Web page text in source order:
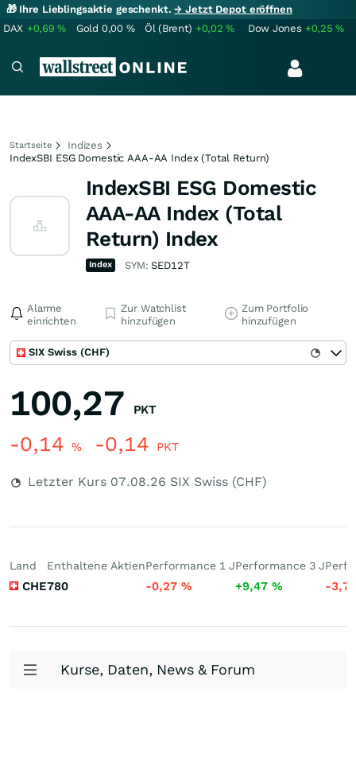
🎁 Ihre Lieblingsaktie geschenkt.→ Jetzt Depot eröffnen
DAX +0,69% Gold 0,00 % Öl (Brent) +0,02% Dow Jones +0,25%
Startseite
Indizes
IndexSBI ESG Domestic AAA-AA Index (Total Return)
IndexSBI ESG Domestic
AAA-AA Index (Total
Return) Index
Index SYM:SED12T
Alarme
einrichten
Zur Watchlist
hinzufügen
Zum Portfolio
hinzufügen
SIX Swiss (CHF)
100,27 PKT
-0,14 % -0,14 PKT
Letzter Kurs 07.08.26 SIX Swiss (CHF)
Land
CHE
Enthaltene Aktien
780
Performance 1 J
-0,27 %
Performance 3 J
+9,47 % -
Kurse, Daten, News & Forum